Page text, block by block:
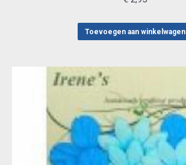
Toevoegen aan winkelwagen